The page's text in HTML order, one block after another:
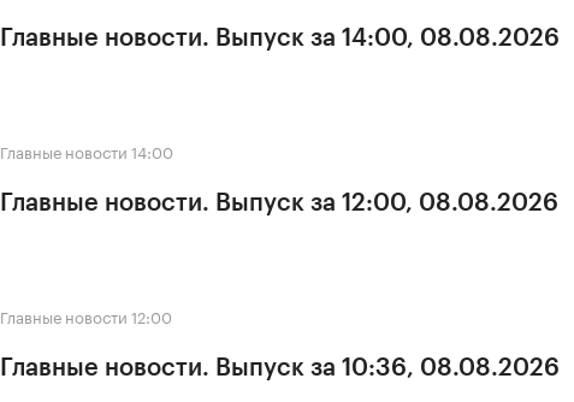
Главные новости. Выпуск за 14:00, 08.08.2026
Главные новости 14:00
Главные новости. Выпуск за 12:00, 08.08.2026
Главные новости 12:00
Главные новости. Выпуск за 10:36, 08.08.2026